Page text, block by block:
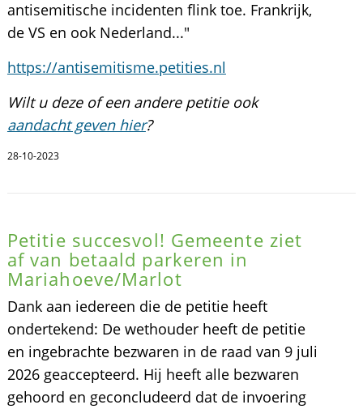
antisemitische incidenten flink toe. Frankrijk,
de VS en ook Nederland..."
https://antisemitisme.petities.nl
Wilt u deze of een andere petitie ook
aandacht geven hier?
28-10-2023
Petitie succesvol! Gemeente ziet
af van betaald parkeren in
Mariahoeve/Marlot
Dank aan iedereen die de petitie heeft
ondertekend: De wethouder heeft de petitie
en ingebrachte bezwaren in de raad van 9 juli
2026 geaccepteerd. Hij heeft alle bezwaren
gehoord en geconcludeerd dat de invoering